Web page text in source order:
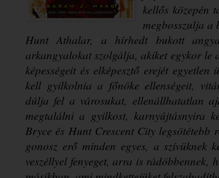
kellős közepén
megbosszulja
Hunt Athalar, a hírhedt bukott
arkangyalokat szolgálja, akiket egykor
képességeit és elképesztő erejét
kell gyilkolnia a főnöke ellenségeit,
dúlja fel a városukat, ellenállhatatlan
megtalálni a gyilkost, karnyújtásnyira
Bryce és Hunt Crescent City legsötétebb
gonosz erő minden egyes, a szívüknek
veszéllyel fenyeget, arra is rádöbbennek,